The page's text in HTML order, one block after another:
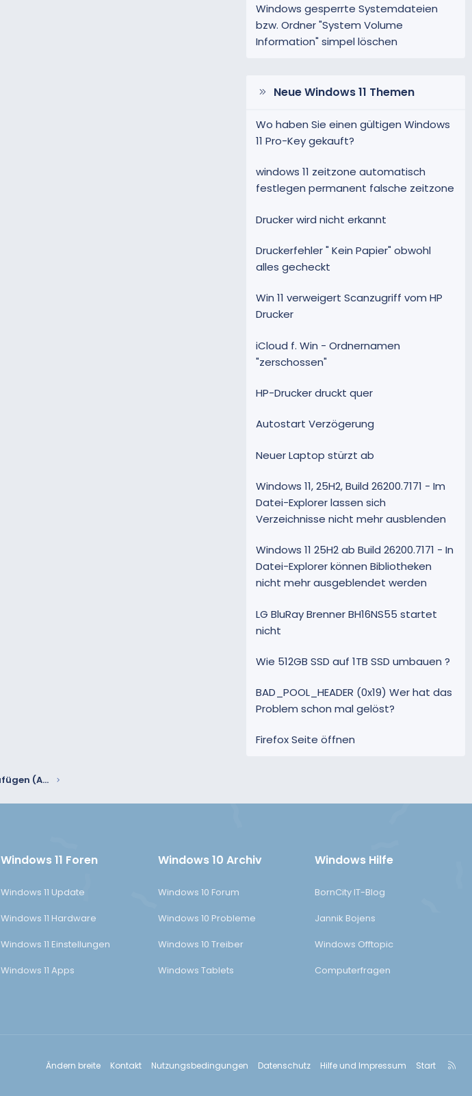
Windows gesperrte Systemdateien
bzw. Ordner "System Volume
Information" simpel löschen
Neue Windows 11 Themen
Wo haben Sie einen gültigen Windows
11 Pro-Key gekauft?
windows 11 zeitzone automatisch
festlegen permanent falsche zeitzone
Drucker wird nicht erkannt
Druckerfehler " Kein Papier" obwohl
alles gecheckt
Win 11 verweigert Scanzugriff vom HP
Drucker
iCloud f. Win - Ordnernamen
"zerschossen"
HP-Drucker druckt quer
Autostart Verzögerung
Neuer Laptop stürzt ab
Windows 11, 25H2, Build 26200.7171 - Im
Datei-Explorer lassen sich
Verzeichnisse nicht mehr ausblenden
Windows 11 25H2 ab Build 26200.7171 - In
Datei-Explorer können Bibliotheken
nicht mehr ausgeblendet werden
LG BluRay Brenner BH16NS55 startet
nicht
Wie 512GB SSD auf 1TB SSD umbauen ?
BAD_POOL_HEADER (0x19) Wer hat das
Problem schon mal gelöst?
Firefox Seite öffnen
Es lassen sich keine Konten hinzufügen (Apps Kontakte/Mail/Kalender)
Windows 11 Foren
Windows 11 Update
Windows 11 Hardware
Windows 11 Einstellungen
Windows 11 Apps
Windows 10 Archiv
Windows 10 Forum
Windows 10 Probleme
Windows 10 Treiber
Windows Tablets
Windows Hilfe
BornCity IT-Blog
Jannik Bojens
Windows Offtopic
Computerfragen
Ändern breite Kontakt Nutzungsbedingungen Datenschutz Hilfe und Impressum Start
R